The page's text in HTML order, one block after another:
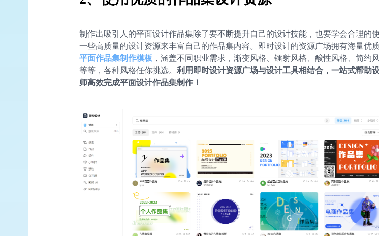
制作出吸引人的平面设计作品集除了要不断提升自己的设计技能，也要学会合理的
一些高质量的设计资源来丰富自己的作品集内容。即时设计的资源广场拥有海量优
平面作品集制作模板 ，涵盖不同职业需求，渐变风格、镭射风格、酸性风格、简约
等等，各种风格任你挑选。 利用即时设计资源广场与设计工具相结合，一站式帮助
师高效完成平面设计作品集制作！